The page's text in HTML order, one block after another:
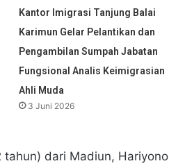
Kantor Imigrasi Tanjung Balai
Karimun Gelar Pelantikan dan
Pengambilan Sumpah Jabatan
Fungsional Analis Keimigrasian
Ahli Muda
3 Juni 2026
dari Madiun, Hariyono